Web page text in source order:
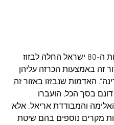
בראשית שנות ה-80 ישראל החלה לבזוז
זה באמצעות הכרזה עליהן
האדמות שנבזזו באזור זה,
אלף דונם בסך הכל, הועברו
והמבודדת אריאל. אלא
מקרים נוספים בהם שיטת